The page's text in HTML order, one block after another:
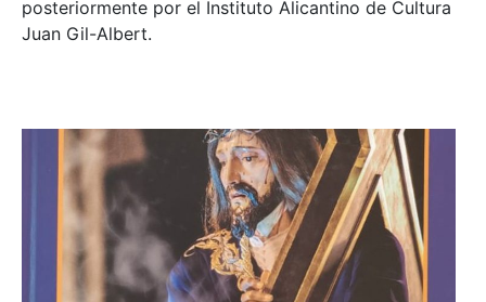
posteriormente por el Instituto Alicantino de Cultura
Juan Gil-Albert.